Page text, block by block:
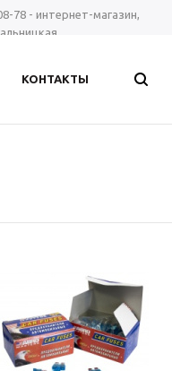
78 - интернет-магазин,
00 - MAX, Telegram, WhatsApp
КОНТАКТЫ